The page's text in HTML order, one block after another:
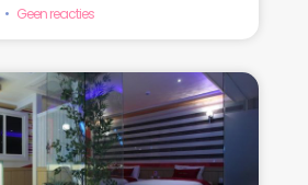
Geen reacties